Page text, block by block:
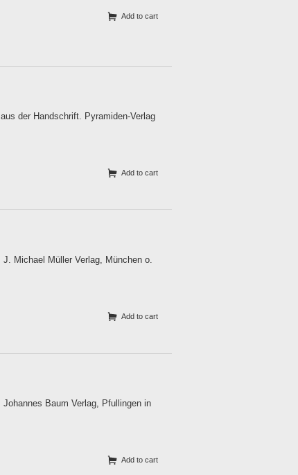
Add to cart
der Handschrift. Pyramiden-Verlag
Add to cart
Michael Müller Verlag, München o.
Add to cart
Baum Verlag, Pfullingen in
Add to cart